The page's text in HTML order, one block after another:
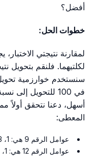
أفضل؟
خطوات الحل:
لمقارنة نتيجتي
لكلتيهما. فلنقم بتحويل
سنستخدم خوارزمية
في 100 للتحويل
أسهل، دعنا نتحقق أولاً
المعطى:
عوامل الرقم 9 هي: 1، 3، 9.
عوامل الرقم 12 هي: 1، 2، 3، 4، 6، 12.